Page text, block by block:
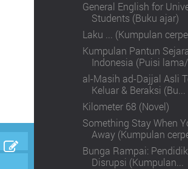
General English for
Students (Buku ajar)
Laku ... (Kumpulan
Kumpulan Pantun
Indonesia (Puisi
al-Masih ad-Dajjal Asli
Keluar & Beraksi (Bu...
Kilometer 68 (Novel)
Something Stay When
Away (Kumpulan
Bunga Rampai:
Disrupsi (Kumpulan...